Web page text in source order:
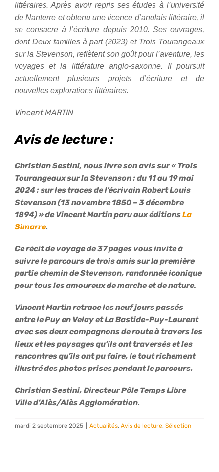
littéraires. Après avoir repris ses études à l’université
de Nanterre et obtenu une licence d’anglais littéraire, il
se consacre à l’écriture depuis 2010. Ses ouvrages,
dont Deux familles à part (2023) et Trois Tourangeaux
sur la Stevenson, reflètent son goût pour l’aventure, les
voyages et la littérature anglo-saxonne. Il poursuit
actuellement plusieurs projets d’écriture et de
nouvelles explorations littéraires.
Vincent MARTIN
Avis de lecture :
Christian Sestini, nous livre son avis sur « Trois
Tourangeaux sur la Stevenson : du 11 au 19 mai
2024 : sur les traces de l’écrivain Robert Louis
Stevenson (13 novembre 1850 – 3 décembre
1894) » de Vincent Martin paru aux éditionsLa
Simarre.
Ce récit de voyage de 37 pages vous invite à
suivre le parcours de trois amis sur la première
partie chemin de Stevenson, randonnée iconique
pour tous les amoureux de marche et de nature.
Vincent Martin retrace les neuf jours passés
entre le Puy en Velay et La Bastide-Puy-Laurent
avec ses deux compagnons de route à travers les
lieux et les paysages qu’ils ont traversés et les
rencontres qu’ils ont pu faire, le tout richement
illustré des photos prises pendant le parcours.
Christian Sestini, Directeur Pôle Temps Libre
Ville d’Alès/Alès Agglomération.
mardi 2 septembre 2025 Actualités, Avis de lecture, Sélection